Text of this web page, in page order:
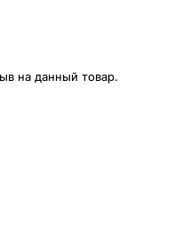
на данный товар.